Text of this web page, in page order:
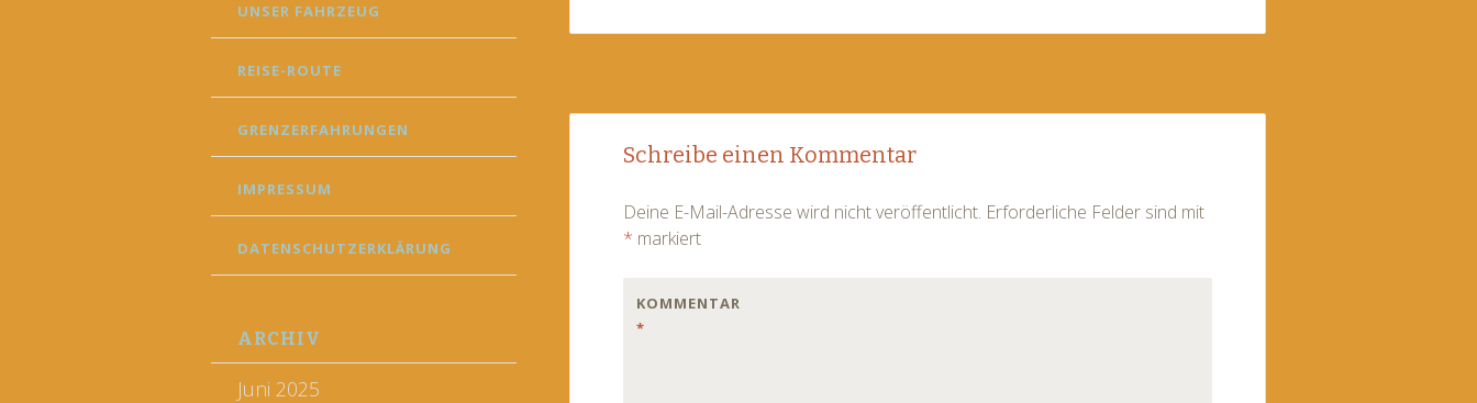
UNSER FAHRZEUG
REISE-ROUTE
GRENZERFAHRUNGEN
IMPRESSUM
DATENSCHUTZERKLÄRUNG
ARCHIV
Juni 2025
Post
Schreibe einen Kommentar
Deine E-Mail-Adresse wird nicht veröffentlicht. Erforderliche Felder sind mit
* markiert
KOMMENTAR
*